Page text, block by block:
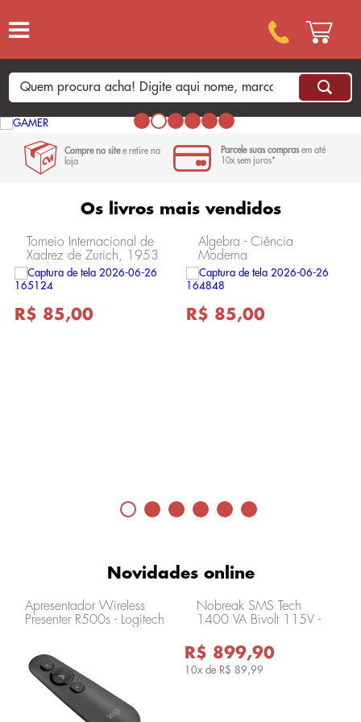
Compre no sitee retire na
loja
Parcele suas comprasem até
10x sem juros*
Os livros mais vendidos
Torneio Internacional de
Xadrez de Zurich, 1953
- Vol 1 - Ciência
Moderna
R$ 85,00
Álgebra - Ciência
Moderna
R$ 85,00
Novidades online
Apresentador Wireless
Presenter R500s - Logitech
Nobreak SMS Tech
1400 VA Bivolt 115V -
R$ 899,90
10x de R$ 89,99